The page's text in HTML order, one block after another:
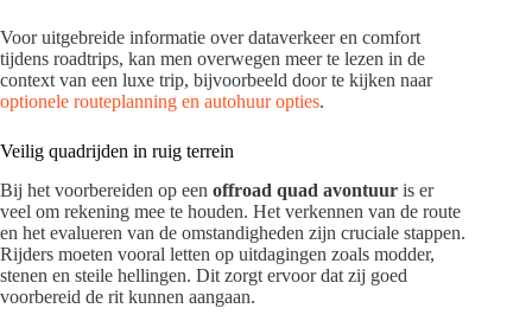
Voor uitgebreide informatie over dataverkeer en comfort
tijdens roadtrips, kan men overwegen meer te lezen in de
context van een luxe trip, bijvoorbeeld door te kijken naar
optionele routeplanning en autohuur opties.
Veilig quadrijden in ruig terrein
Bij het voorbereiden op een offroad quad avontuur is er
veel om rekening mee te houden. Het verkennen van de route
en het evalueren van de omstandigheden zijn cruciale stappen.
Rijders moeten vooral letten op uitdagingen zoals modder,
stenen en steile hellingen. Dit zorgt ervoor dat zij goed
voorbereid de rit kunnen aangaan.